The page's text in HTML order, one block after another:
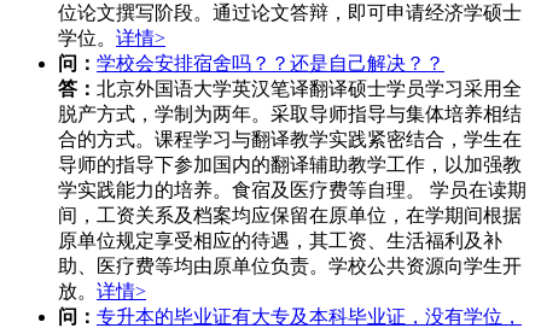
位论文撰写阶段。通过论文答辩，即可申请经济学硕士
学位。 详情>
问： 学校会安排宿舍吗？？还是自己解决？？
答： 北京外国语大学英汉笔译翻译硕士学员学习采用全
脱产方式，学制为两年。采取导师指导与集体培养相结
合的方式。课程学习与翻译教学实践紧密结合，学生在
导师的指导下参加国内的翻译辅助教学工作，以加强教
学实践能力的培养。食宿及医疗费等自理。 学员在读期
间，工资关系及档案均应保留在原单位，在学期间根据
原单位规定享受相应的待遇，其工资、生活福利及补
助、医疗费等均由原单位负责。学校公共资源向学生开
放。 详情>
问： 专升本的毕业证有大专及本科毕业证，没有学位，